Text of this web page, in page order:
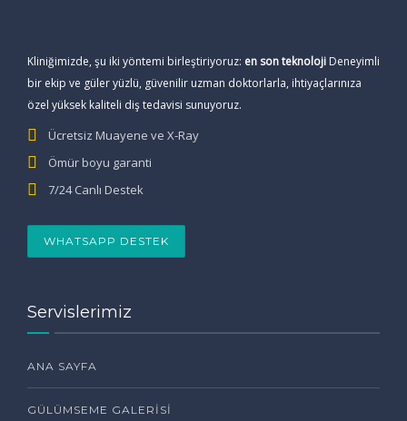
Kliniğimizde, şu iki yöntemi birleştiriyoruz: en son teknoloji Deneyimli
bir ekip ve güler yüzlü, güvenilir uzman doktorlarla, ihtiyaçlarınıza
özel yüksek kaliteli diş tedavisi sunuyoruz.
Ücretsiz Muayene ve X-Ray
Ömür boyu garanti
7/24 Canlı Destek
WHATSAPP DESTEK
Servislerimiz
ANA SAYFA
GÜLÜMSEME GALERISI